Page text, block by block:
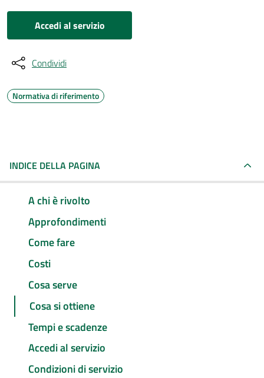
Accedi al servizio
Condividi
Normativa di riferimento
INDICE DELLA PAGINA
A chi è rivolto
Approfondimenti
Come fare
Costi
Cosa serve
Cosa si ottiene
Tempi e scadenze
Accedi al servizio
Condizioni di servizio